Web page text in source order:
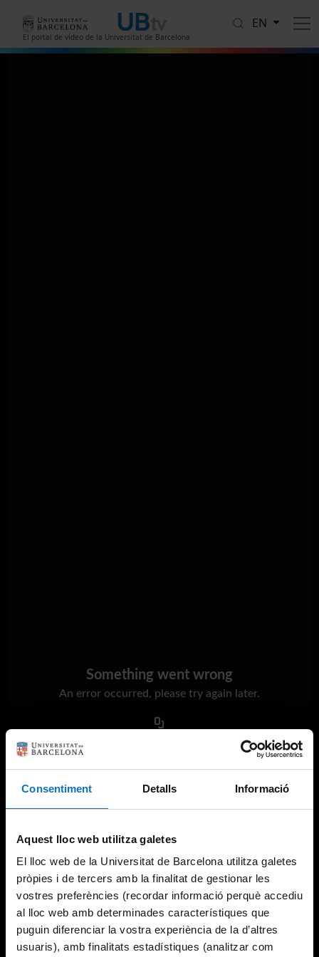
Consentiment Detalls Informació
Aquest lloc web utilitza galetes
El lloc web de la Universitat de Barcelona utilitza galetes
pròpies i de tercers amb la finalitat de gestionar les
vostres preferències (recordar informació perquè accediu
al lloc web amb determinades característiques que
puguin diferenciar la vostra experiència de la d’altres
usuaris), amb finalitats estadístiques (analitzar com
El portal de vídeo de la Universitat de Barcelona
EN
Something went wrong
An error occurred, please try again later.